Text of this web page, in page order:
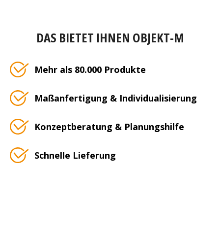
DAS BIETET IHNEN OBJEKT-M
Mehr als 80.000 Produkte
Maßanfertigung & Individualisierung
Konzeptberatung & Planungshilfe
Schnelle Lieferung